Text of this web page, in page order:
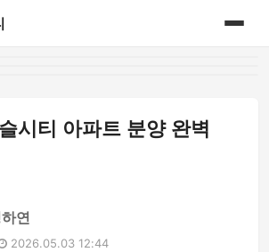
시티 아파트 분양 완벽
연
2026.05.03 12:44